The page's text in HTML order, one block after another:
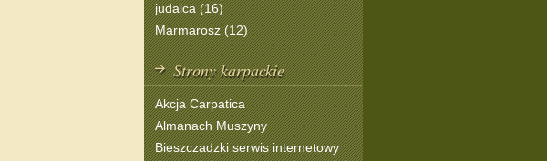
judaica (16)
Marmarosz (12)
Strony karpackie
Akcja Carpatica
Almanach Muszyny
Bieszczadzki serwis internetowy